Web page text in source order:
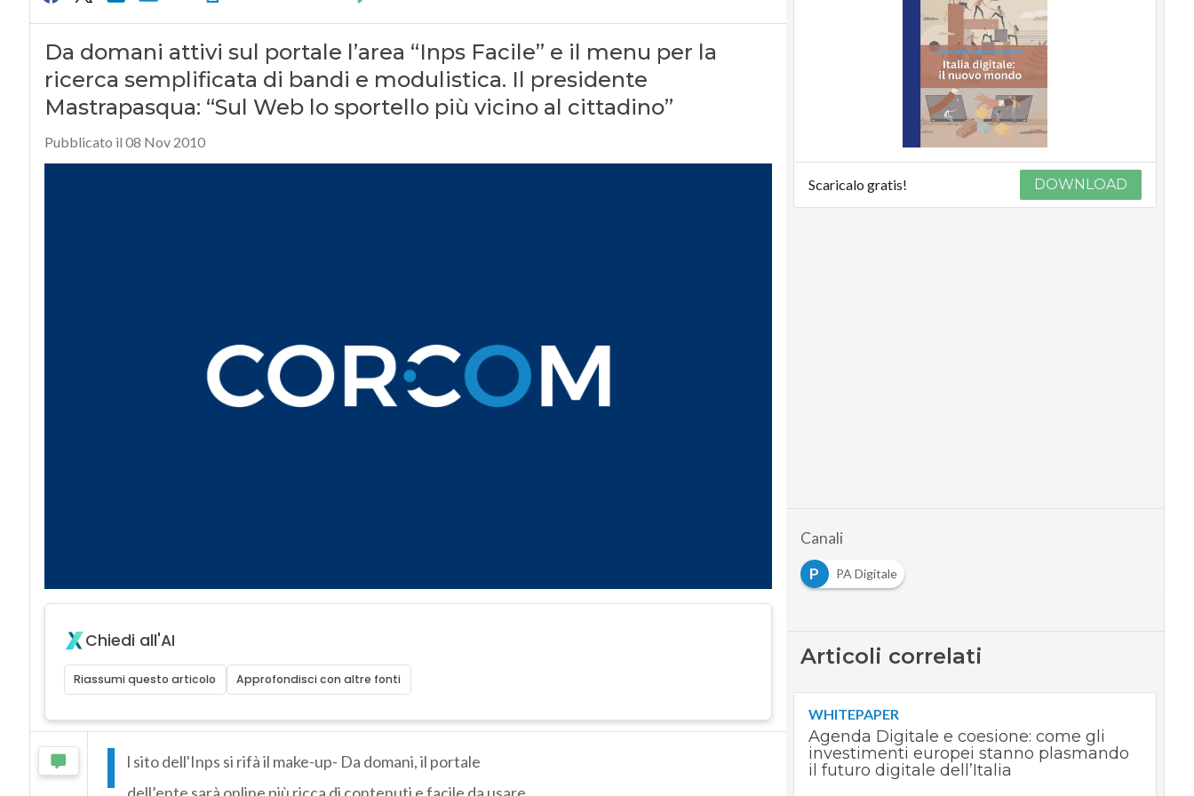
Da domani attivi sul portale l’area “Inps Facile” e il menu per la
ricerca semplificata di bandi e modulistica. Il presidente
Mastrapasqua: “Sul Web lo sportello più vicino al cittadino”
Pubblicato il 08 Nov 2010
Chiedi all'AI
Riassumi questo articolo Approfondisci con altre fonti
I
l sito dell'Inps si rifà il make-up- Da domani, il portale
Scaricalo gratis! DOWNLOAD
Canali
P
PA Digitale
Articoli correlati
WHITEPAPER
Agenda Digitale e coesione: come gli
investimenti europei stanno plasmando
il futuro digitale dell’Italia